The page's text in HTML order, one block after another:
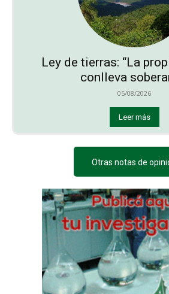
Ley de tierras: “La
conlleva
05/08/2026
Leer más
Otras notas de